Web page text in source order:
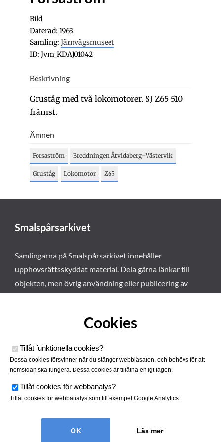
Bild
Daterad: 1963
Samling: Järnvägsmuseet
ID: Jvm_KDAJ01042
Beskrivning
Gruståg med två lokomotorer. SJ Z65 510
främst.
Ämnen
Forsaström Breddningen Åtvidaberg–Västervik
Gruståg Lokomotor Z65
Smalspårsarkivet
Samlingarna på Smalspårsarkivet innehåller
upphovsrättsskyddat material. Dela gärna länkar till
objekten, men övrig användning eller publicering av
Smalspårsarkivet drivs av
Tjustbygdens Järnvägsförening
Cookies
Tillåt funktionella cookies?
Dessa cookies försvinner när du stänger webbläsaren, och behövs för att
hemsidan ska fungera. Dessa cookies är tillåtna enligt lagen.
Tillåt cookies för webbanalys?
Tillåt cookies för webbanalys som till exempel Google Analytics.
Läs mer